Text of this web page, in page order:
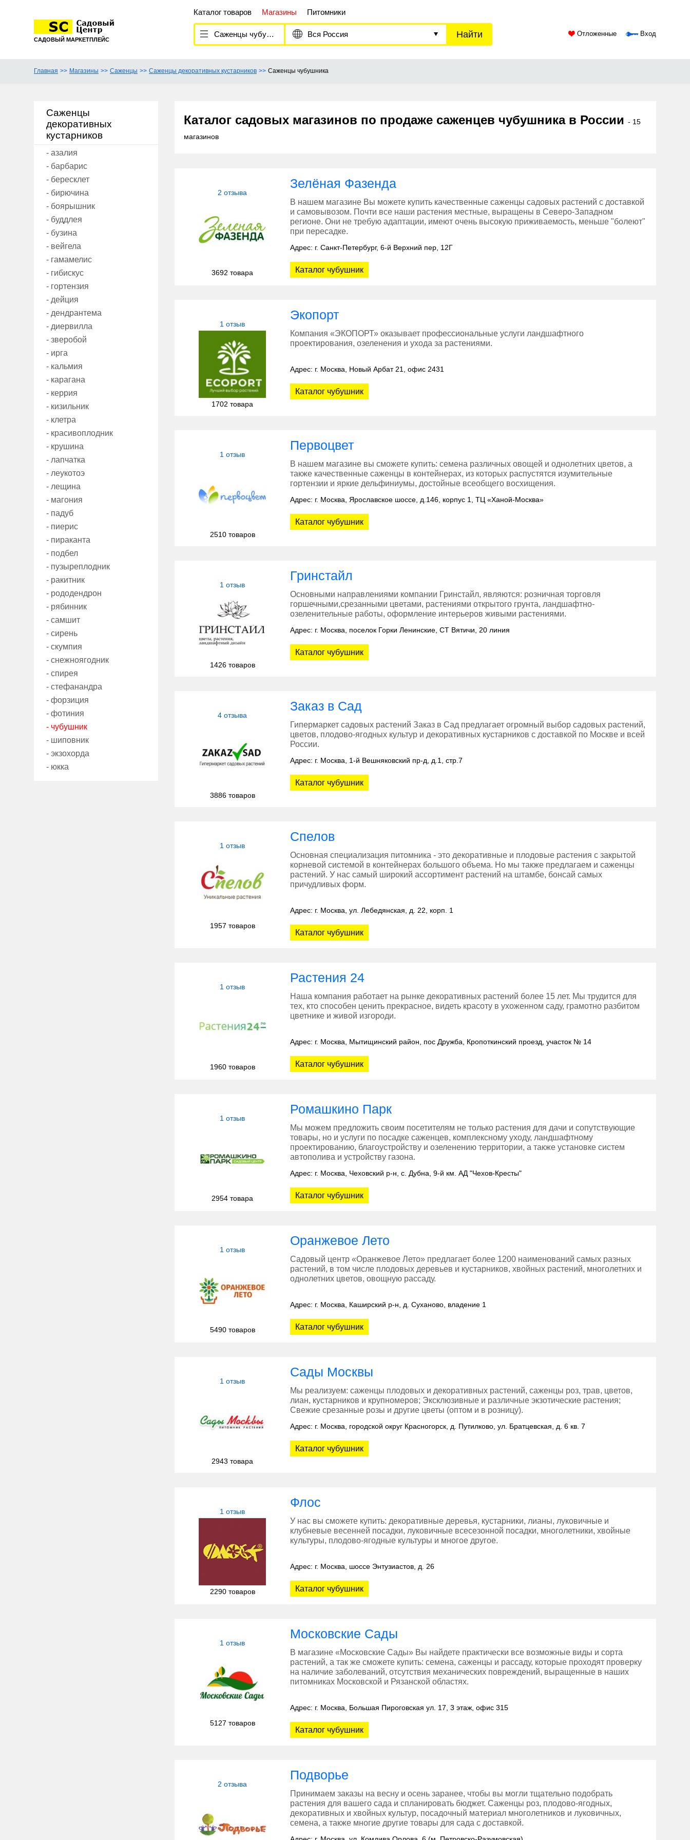
САДОВЫЙ МАРКЕТПЛЕЙС
Каталог товаров Магазины Питомники
Саженцы чубушника Вся Россия Найти Отложенные Вход
Главная Магазины Саженцы Саженцы декоративных кустарников Саженцы чубушника
Саженцы
декоративных
кустарников
- азалия
- барбарис
- бересклет
- бирючина
- боярышник
- буддлея
- бузина
- вейгела
- гамамелис
- гибискус
- гортензия
- дейция
- дендрантема
- диервилла
- зверобой
- ирга
- кальмия
- карагана
- керрия
- кизильник
- клетра
- красивоплодник
- крушина
- лапчатка
- леукотоэ
- лещина
- магония
- падуб
- пиерис
- пираканта
- подбел
- пузыреплодник
- ракитник
- рододендрон
- рябинник
- самшит
- сирень
- скумпия
- снежноягодник
- спирея
- стефанандра
- форзиция
- фотиния
- чубушник
- шиповник
- экзохорда
- юкка
Каталог садовых магазинов по продаже саженцев чубушника в России - 15
магазинов
2 отзыва
3692 товара
Зелёная Фазенда
В нашем магазине Вы можете купить качественные саженцы садовых растений с доставкой
и самовывозом. Почти все наши растения местные, выращены в Северо-Западном
регионе. Они не требую адаптации, имеют очень высокую приживаемость, меньше "болеют"
при пересадке.
Адрес: г. Санкт-Петербург, 6-й Верхний пер, 12Г
Каталог чубушник
1 отзыв
1702 товара
Экопорт
Компания «ЭКОПОРТ» оказывает профессиональные услуги ландшафтного
проектирования, озеленения и ухода за растениями.
Адрес: г. Москва, Новый Арбат 21, офис 2431
Каталог чубушник
1 отзыв
2510 товаров
Первоцвет
В нашем магазине вы сможете купить: семена различных овощей и однолетних цветов, а
также качественные саженцы в контейнерах, из которых распустятся изумительные
гортензии и яркие дельфиниумы, достойные всеобщего восхищения.
Адрес: г. Москва, Ярославское шоссе, д.146, корпус 1, ТЦ «Ханой-Москва»
Каталог чубушник
1 отзыв
1426 товаров
Гринстайл
Основными направлениями компании Гринстайл, являются: розничная торговля
горшечными,срезанными цветами, растениями открытого грунта, ландшафтно-
озеленительные работы, оформление интерьеров живыми растениями.
Адрес: г. Москва, поселок Горки Ленинские, СТ Вятичи, 20 линия
Каталог чубушник
4 отзыва
3886 товаров
Заказ в Сад
Гипермаркет садовых растений Заказ в Сад предлагает огромный выбор садовых растений,
цветов, плодово-ягодных культур и декоративных кустарников c доставкой по Москве и всей
России.
Адрес: г. Москва, 1-й Вешняковский пр-д, д.1, стр.7
Каталог чубушник
1 отзыв
1957 товаров
Спелов
Основная специализация питомника - это декоративные и плодовые растения с закрытой
корневой системой в контейнерах большого объема. Но мы также предлагаем и саженцы
растений. У нас самый широкий ассортимент растений на штамбе, бонсай самых
причудливых форм.
Адрес: г. Москва, ул. Лебедянская, д. 22, корп. 1
Каталог чубушник
1 отзыв
1960 товаров
Растения 24
Наша компания работает на рынке декоративных растений более 15 лет. Мы трудится для
тех, кто способен ценить прекрасное, видеть красоту в ухоженном саду, грамотно разбитом
цветнике и живой изгороди.
Адрес: г. Москва, Мытищинский район, пос Дружба, Кропоткинский проезд, участок № 14
Каталог чубушник
1 отзыв
2954 товара
Ромашкино Парк
Мы можем предложить своим посетителям не только растения для дачи и сопутствующие
товары, но и услуги по посадке саженцев, комплексному уходу, ландшафтному
проектированию, благоустройству и озеленению территории, а также установке систем
автополива и устройству газона.
Адрес: г. Москва, Чеховский р-н, c. Дубна, 9-й км. АД "Чехов-Кресты"
Каталог чубушник
1 отзыв
5490 товаров
Оранжевое Лето
Садовый центр «Оранжевое Лето» предлагает более 1200 наименований самых разных
растений, в том числе плодовых деревьев и кустарников, хвойных растений, многолетних и
однолетних цветов, овощную рассаду.
Адрес: г. Москва, Каширский р-н, д. Суханово, владение 1
Каталог чубушник
1 отзыв
2943 товара
Сады Москвы
Мы реализуем: саженцы плодовых и декоративных растений, саженцы роз, трав, цветов,
лиан, кустарников и крупномеров; Эксклюзивные и различные экзотические растения;
Свежие срезанные розы и другие цветы (оптом и в розницу).
Адрес: г. Москва, городской округ Красногорск, д. Путилково, ул. Братцевская, д. 6 кв. 7
Каталог чубушник
1 отзыв
2290 товаров
Флос
У нас вы сможете купить: декоративные деревья, кустарники, лианы, луковичные и
клубневые весенней посадки, луковичные всесезонной посадки, многолетники, хвойные
культуры, плодово-ягодные культуры и многое другое.
Адрес: г. Москва, шоссе Энтузиастов, д. 26
Каталог чубушник
1 отзыв
5127 товаров
Московские Сады
В магазине «Московские Сады» Вы найдете практически все возможные виды и сорта
растений, а так же сможете купить: семена, саженцы и рассаду, которые проходят проверку
на наличие заболеваний, отсутствия механических повреждений, выращенные в наших
питомниках Московской и Рязанской областях.
Адрес: г. Москва, Большая Пироговская ул. 17, 3 этаж, офис 315
Каталог чубушник
2 отзыва
Подворье
Принимаем заказы на весну и осень заранее, чтобы вы могли тщательно подобрать
растения для вашего сада и спланировать бюджет. Саженцы роз, плодово-ягодных,
декоративных и хвойных культур, посадочный материал многолетников и луковичных,
семена, а также многие другие товары для сада с доставкой.